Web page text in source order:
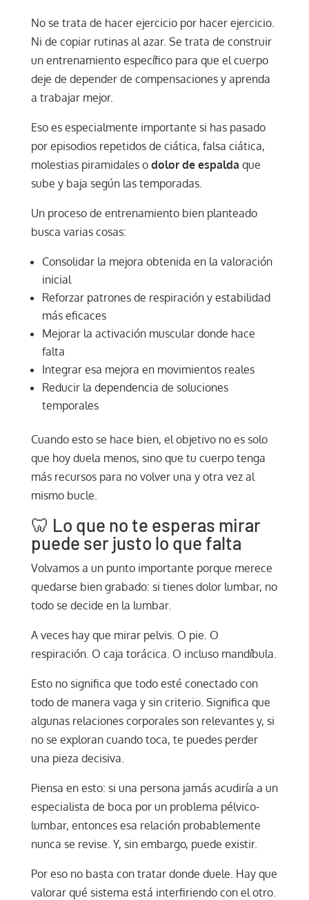
No se trata de hacer ejercicio por hacer ejercicio.
Ni de copiar rutinas al azar. Se trata de construir
un entrenamiento específico para que el cuerpo
deje de depender de compensaciones y aprenda
a trabajar mejor.
Eso es especialmente importante si has pasado
por episodios repetidos de ciática, falsa ciática,
molestias piramidales o dolor de espalda que
sube y baja según las temporadas.
Un proceso de entrenamiento bien planteado
busca varias cosas:
Consolidar la mejora obtenida en la valoración
inicial
Reforzar patrones de respiración y estabilidad
más eficaces
Mejorar la activación muscular donde hace
falta
Integrar esa mejora en movimientos reales
Reducir la dependencia de soluciones
temporales
Cuando esto se hace bien, el objetivo no es solo
que hoy duela menos, sino que tu cuerpo tenga
más recursos para no volver una y otra vez al
mismo bucle.
🦷 Lo que no te esperas mirar
puede ser justo lo que falta
Volvamos a un punto importante porque merece
quedarse bien grabado: si tienes dolor lumbar, no
todo se decide en la lumbar.
A veces hay que mirar pelvis. O pie. O
respiración. O caja torácica. O incluso mandíbula.
Esto no significa que todo esté conectado con
todo de manera vaga y sin criterio. Significa que
algunas relaciones corporales son relevantes y, si
no se exploran cuando toca, te puedes perder
una pieza decisiva.
Piensa en esto: si una persona jamás acudiría a un
especialista de boca por un problema pélvico-
lumbar, entonces esa relación probablemente
nunca se revise. Y, sin embargo, puede existir.
Por eso no basta con tratar donde duele. Hay que
valorar qué sistema está interfiriendo con el otro.